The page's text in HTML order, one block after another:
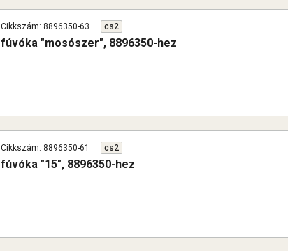
Cikkszám: 8896350-63 cs2
fúvóka "mosószer", 8896350-hez
Cikkszám: 8896350-61 cs2
fúvóka "15", 8896350-hez